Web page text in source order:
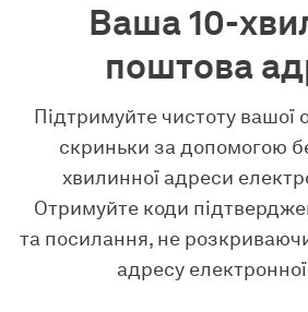
Ваша 10-
поштова
Підтримуйте чистоту вашої
скриньки за допомогою
хвилинної адреси
Отримуйте коди
та посилання, не
адресу